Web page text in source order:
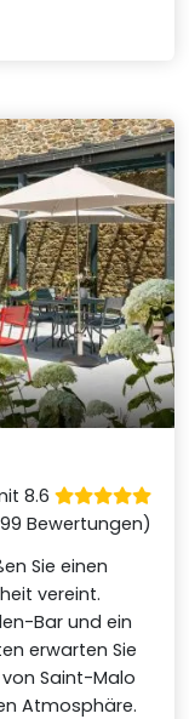
8.6
Bewertungen)
Sie einen
vereint.
Bar und ein
erwarten Sie
Saint-Malo
Atmosphäre.